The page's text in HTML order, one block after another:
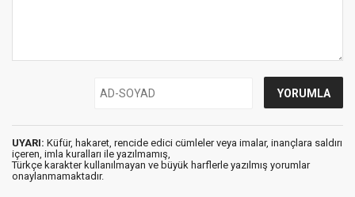
UYARI: Küfür, hakaret, rencide edici cümleler veya imalar, inançlara saldırı
içeren, imla kuralları ile yazılmamış,
Türkçe karakter kullanılmayan ve büyük harflerle yazılmış yorumlar
onaylanmamaktadır.